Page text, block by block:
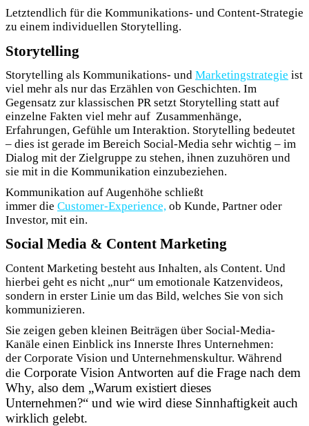
Letztendlich für die Kommunikations- und Content-Strategie
zu einem individuellen Storytelling.
Storytelling
Storytelling als Kommunikations- und Marketingstrategie ist
viel mehr als nur das Erzählen von Geschichten. Im
Gegensatz zur klassischen PR setzt Storytelling statt auf
einzelne Fakten viel mehr auf Zusammenhänge,
Erfahrungen, Gefühle um Interaktion. Storytelling bedeutet
– dies ist gerade im Bereich Social-Media sehr wichtig – im
Dialog mit der Zielgruppe zu stehen, ihnen zuzuhören und
sie mit in die Kommunikation einzubeziehen.
Kommunikation auf Augenhöhe schließt
immer die Customer-Experience, ob Kunde, Partner oder
Investor, mit ein.
Social Media & Content Marketing
Content Marketing besteht aus Inhalten, als Content. Und
hierbei geht es nicht „nur“ um emotionale Katzenvideos,
sondern in erster Linie um das Bild, welches Sie von sich
kommunizieren.
Sie zeigen geben kleinen Beiträgen über Social-Media-
Kanäle einen Einblick ins Innerste Ihres Unternehmen:
der Corporate Vision und Unternehmenskultur. Während
die Corporate Vision Antworten auf die Frage nach dem
Why, also dem „Warum existiert dieses
Unternehmen?“ und wie wird diese Sinnhaftigkeit auch
wirklich gelebt.